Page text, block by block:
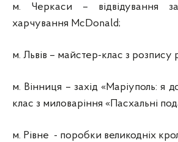
м. Черкаси – відвідування
харчування McDonald;
м. Львів – майстер-клас з розпису
м. Вінниця – захід «Маріуполь: я
клас з миловаріння «Пасхальні
м. Рівне - поробки великодніх